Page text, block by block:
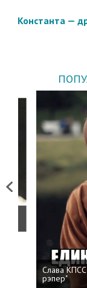
Константа —
Previous
Слава КПСС
рэпер"